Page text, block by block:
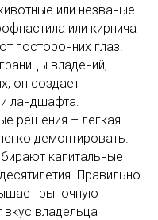
или незваные
или кирпича
посторонних глаз.
владений,
он создает
ландшафта.
решения – легкая
демонтировать.
капитальные
Правильно
рыночную
вкус владельца